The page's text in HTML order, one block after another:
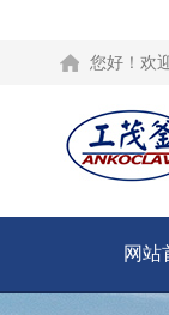
您好！欢
网站